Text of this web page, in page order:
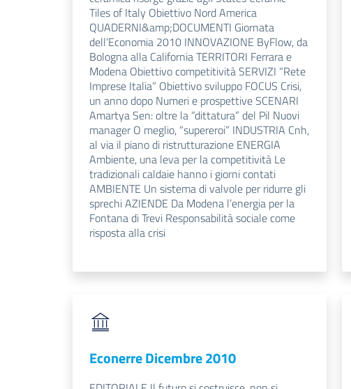
Tiles of Italy Obiettivo Nord America
QUADERNI&amp;DOCUMENTI Giornata
dell’Economia 2010 INNOVAZIONE ByFlow, da
Bologna alla California TERRITORI Ferrara e
Modena Obiettivo competitività SERVIZI “Rete
Imprese Italia” Obiettivo sviluppo FOCUS Crisi,
un anno dopo Numeri e prospettive SCENARI
Amartya Sen: oltre la “dittatura” del Pil Nuovi
manager O meglio, “supereroi” INDUSTRIA Cnh,
al via il piano di ristrutturazione ENERGIA
Ambiente, una leva per la competitività Le
tradizionali caldaie hanno i giorni contati
AMBIENTE Un sistema di valvole per ridurre gli
sprechi AZIENDE Da Modena l’energia per la
Fontana di Trevi Responsabilità sociale come
risposta alla crisi
Econerre Dicembre 2010